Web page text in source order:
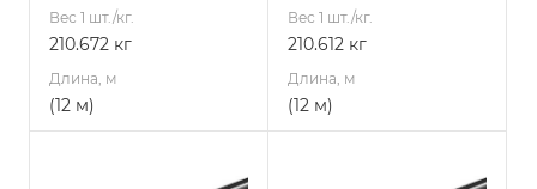
Вес 1 шт./кг.
210.672 кг
Длина, м
(12 м)
Вес 1 шт./кг.
210.612 кг
Длина, м
(12 м)